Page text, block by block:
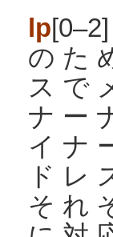
lp
の た
ス で
ナ ー
イ ナ
ド レ
そ れ